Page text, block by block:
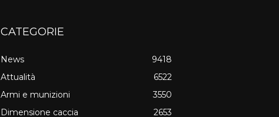
CATEGORIE
News
9418
Attualità
6522
Armi e munizioni
3550
Dimensione caccia
2653